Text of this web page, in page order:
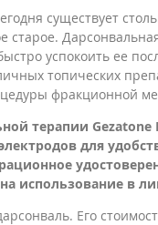
существует
старое.
успокоить ее
топических
фракционной
терапии
для
использование в
Его